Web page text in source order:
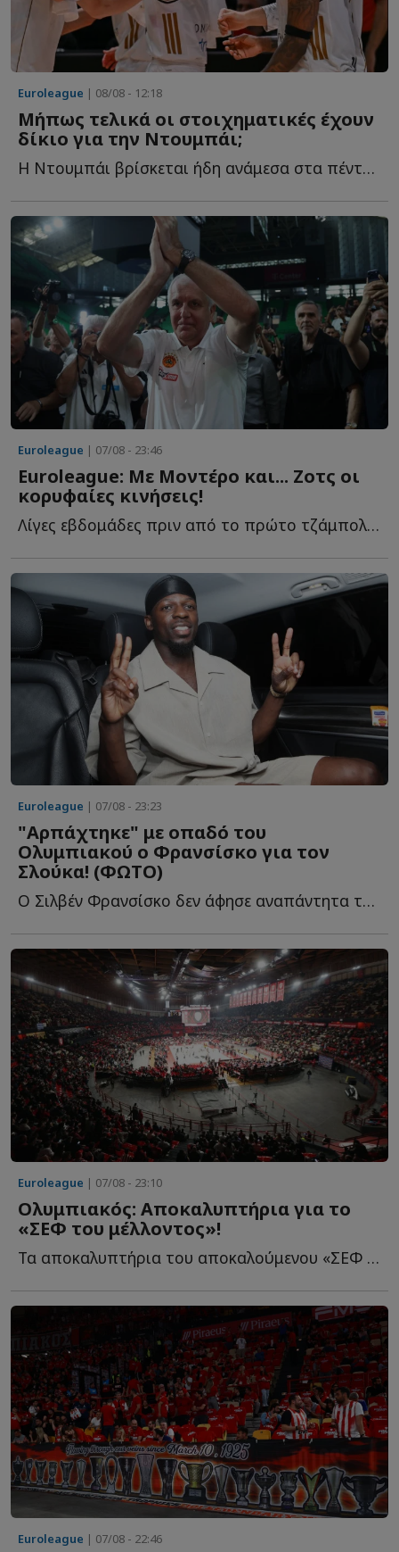
Euroleague | 08/08 - 12:18
Μήπως τελικά οι στοιχηματικές έχουν
δίκιο για την Ντουμπάι;
Η Ντουμπάι βρίσκεται ήδη ανάμεσα στα πέντε μεγαλύτερα φ...
Euroleague | 07/08 - 23:46
Euroleague: Με Μοντέρο και... Ζοτς οι
κορυφαίες κινήσεις!
Λίγες εβδομάδες πριν από το πρώτο τζάμπολ της σεζόν 20...
Euroleague | 07/08 - 23:23
"Αρπάχτηκε" με οπαδό του
Ολυμπιακού ο Φρανσίσκο για τον
Σλούκα! (ΦΩΤΟ)
Ο Σιλβέν Φρανσίσκο δεν άφησε αναπάντητα τα όσα έγραψε φ...
Euroleague | 07/08 - 23:10
Ολυμπιακός: Αποκαλυπτήρια για το
«ΣΕΦ του μέλλοντος»!
Τα αποκαλυπτήρια του αποκαλούμενου «ΣΕΦ του μέλλοντος» θ...
Euroleague | 07/08 - 22:46